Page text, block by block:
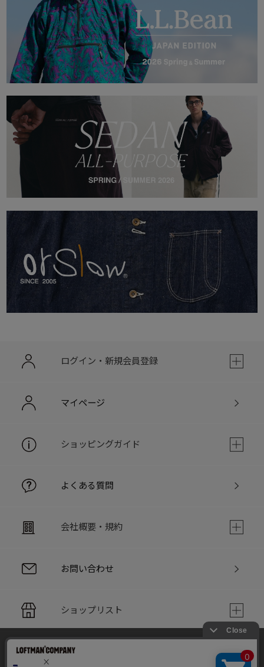
ログイン・新規会員登録
マイページ
ショッピングガイド
よくある質問
会社概要・規約
お問い合わせ
ショップリスト
PC版サイト
当サイトでは利用体験の向上およびコンテンツの最適な提供、ト
ラフィックの分析を目的としてCookieを使用しています。